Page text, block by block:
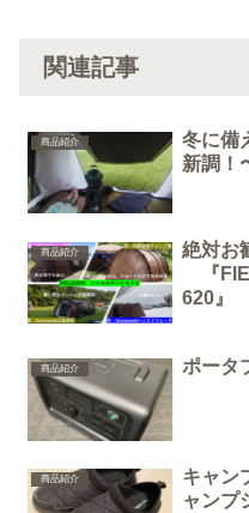
関連記事
商品紹介
冬に備
新調！
商品紹介
絶対お
『
620』
商品紹介 ポータ
商品紹介
キャン
ャンプ